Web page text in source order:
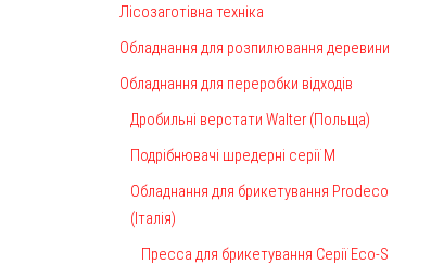
Лісозаготівна техніка
Обладнання для розпилювання деревини
Обладнання для переробки відходів
Дробильні верстати Walter (Польща)
Подрібнювачі шредерні серії М
Обладнання для брикетування Prodeco
(Італія)
Пресса для брикетування Серії Eco-S